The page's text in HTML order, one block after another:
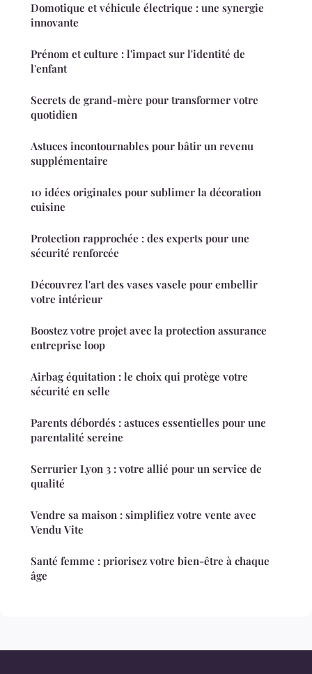
Domotique et véhicule électrique : une synergie
innovante
Prénom et culture : l'impact sur l'identité de
l'enfant
Secrets de grand-mère pour transformer votre
quotidien
Astuces incontournables pour bâtir un revenu
supplémentaire
10 idées originales pour sublimer la décoration
cuisine
Protection rapprochée : des experts pour une
sécurité renforcée
Découvrez l'art des vases vasele pour embellir
votre intérieur
Boostez votre projet avec la protection assurance
entreprise loop
Airbag équitation : le choix qui protège votre
sécurité en selle
Parents débordés : astuces essentielles pour une
parentalité sereine
Serrurier Lyon 3 : votre allié pour un service de
qualité
Vendre sa maison : simplifiez votre vente avec
Vendu Vite
Santé femme : priorisez votre bien-être à chaque
âge